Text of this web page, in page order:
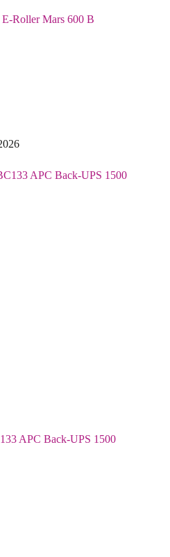
Roller Mars 600 B
APC Back-UPS 1500